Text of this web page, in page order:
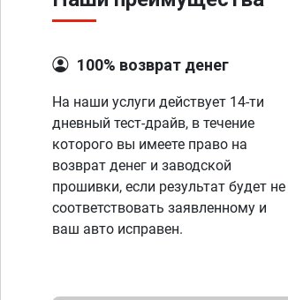
100% возврат денег
На наши услуги действует 14-ти
дневный тест-драйв, в течение
которого вы имеете право на
возврат денег и заводской
прошивки, если результат будет не
соответствовать заявленному и
ваш авто исправен.